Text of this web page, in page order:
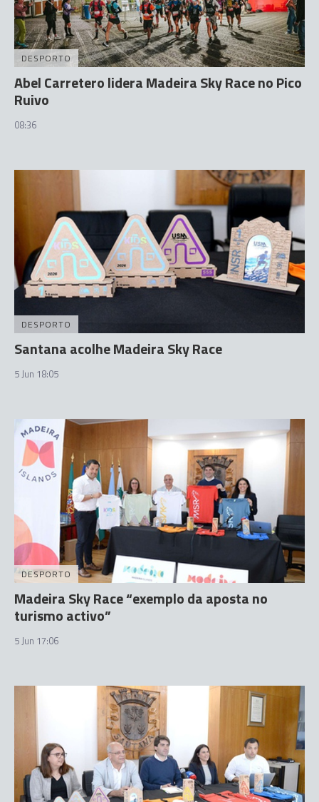
DESPORTO
Abel Carretero lidera Madeira Sky Race no Pico
Ruivo
08:36
DESPORTO
Santana acolhe Madeira Sky Race
5 Jun 18:05
DESPORTO
Madeira Sky Race “exemplo da aposta no
turismo activo”
5 Jun 17:06